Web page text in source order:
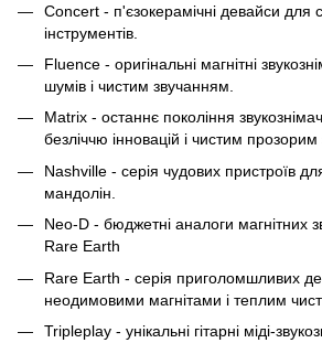
Concert - п'єзокерамічні девайси для
інструментів.
Fluence - оригінальні магнітні
шумів і чистим звучанням.
Matrix - останнє покоління
безліччю інновацій і чистим
Nashville - серія чудових пристроїв
мандолін.
Neo-D - бюджетні аналоги магнітних
Rare Earth
Rare Earth - серія приголомшливих
неодимовими магнітами і теплим
Tripleplay - унікальні гітарні міді-